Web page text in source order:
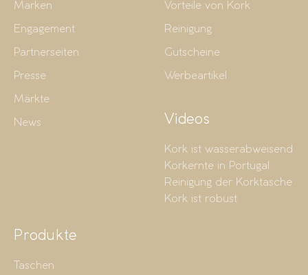
Marken
Engagement
Partnerseiten
Presse
Märkte
News
Vorteile von Kork
Reinigung
Gutscheine
Werbeartikel
Videos
Kork ist wasserabweisend
Korkernte in Portugal
Reinigung der Korktasche
Kork ist robust
Produkte
Taschen